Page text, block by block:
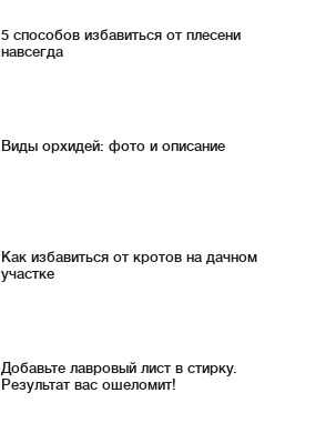
5 способов избавиться от плесени
навсегда
Виды орхидей: фото и описание
Как избавиться от кротов на дачном
участке
Добавьте лавровый лист в стирку.
Результат вас ошеломит!